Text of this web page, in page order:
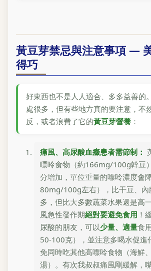
黃豆芽禁忌與注意事項 —
得巧
好東西也不是人人適合、多多益善的
處很多，但有些地方真的要注意，不
反，或者浪費了它的黃豆芽營養 ：
痛風、高尿酸血癥患者需節制：
嘌呤食物（約166mg/100g幹豆
分增加，單位重量的嘌呤濃度會
80mg/100g左右），比干豆、內
多，但比大多數蔬菜水果還是高
風急性發作期絕對要避免食用 ！
尿酸的朋友，可以少量、適量食
50-100克），並注意多喝水促進
免同時吃其他高嘌呤食物（海鮮
湯）。有次我叔叔痛風剛緩解，